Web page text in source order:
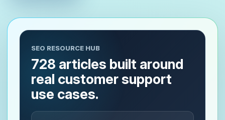
SEO RESOURCE HUB
728 articles built around
real customer support
use cases.